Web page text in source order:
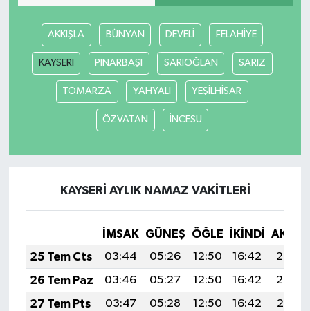
AKKIŞLA BÜNYAN DEVELİ FELAHİYE
KAYSERİ PINARBAŞI SARIOĞLAN SARIZ
TOMARZA YAHYALI YEŞİLHİSAR
ÖZVATAN İNCESU
KAYSERİ AYLIK NAMAZ VAKITLERI
İMSAK GÜNEŞ ÖĞLE İKINDI
25 Tem Cts
03:44 05:26 12:50 16:42
20:03
26 Tem Paz
03:46 05:27 12:50 16:42
20:02
27 Tem Pts
03:47 05:28 12:50 16:42
20:01